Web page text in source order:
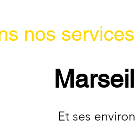
nos
Et ses